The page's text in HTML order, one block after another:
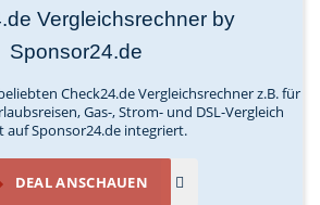
Vergleichsrechner by
Sponsor24.de
Check24.de Vergleichsrechner z.B. für
Gas-, Strom- und DSL-Vergleich
auf Sponsor24.de integriert.
DEAL ANSCHAUEN